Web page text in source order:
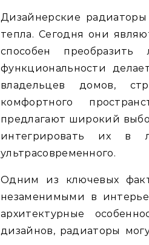
Дизайнерские
тепла. Сегодня они
способен
функциональности
владельцев домов,
комфортного
предлагают широкий
интегрировать их в
ультрасовременного.
Одним из ключевых
незаменимыми в
архитектурные
дизайнов, радиаторы